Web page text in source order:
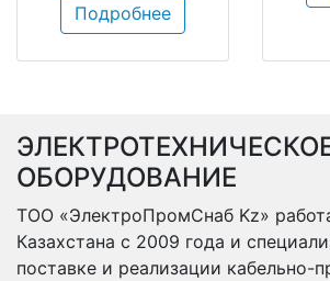
Подробнее
ОБОРУДОВАНИЕ
ТОО «ЭлектроПромСнаб Kz»
Казахстана с 2009 года и
поставке и реализации кабельно-